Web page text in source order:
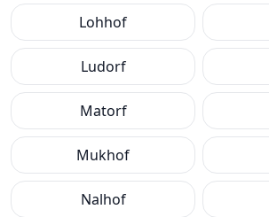
Lohhof
Ludorf
Matorf
Mukhof
Nalhof